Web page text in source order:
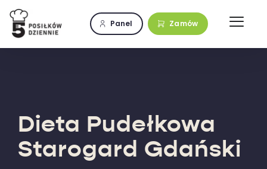
Przejdź
zawartości
Panel Zamów
Dieta Pudełkowa
Starogard Gdański